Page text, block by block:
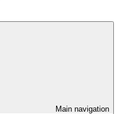
Main navigation